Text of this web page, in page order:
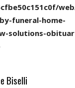
funeral-home-
solutions-
Biselli